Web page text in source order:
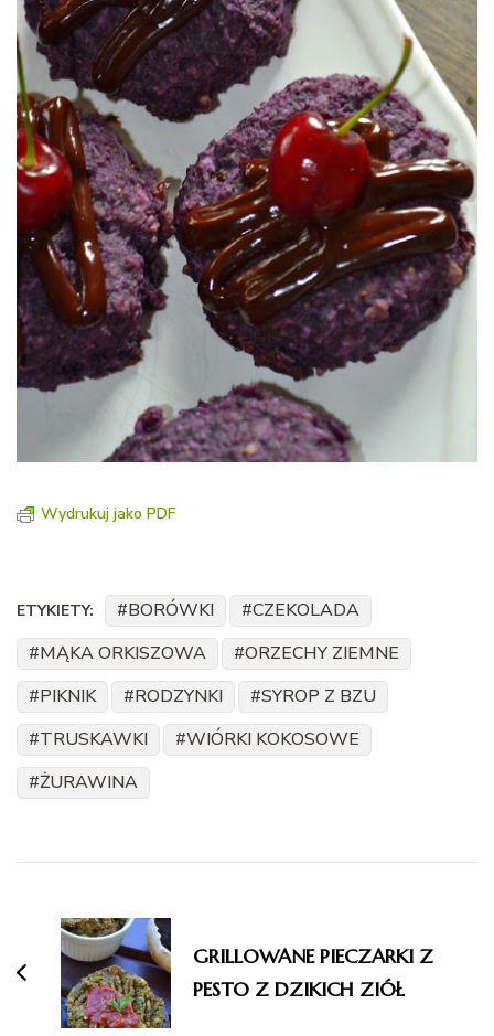
Wydrukuj jako PDF
ETYKIETY: BORÓWKI
CZEKOLADA
MĄKA ORKISZOWA
ORZECHY ZIEMNE
PIKNIK
RODZYNKI
SYROP Z BZU
TRUSKAWKI
WIÓRKI KOKOSOWE
ŻURAWINA
wpisu
GRILLOWANE PIECZARKI Z
PESTO Z DZIKICH ZIÓŁ